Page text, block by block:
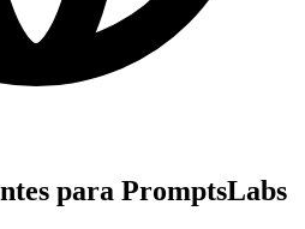
para PromptsLabs